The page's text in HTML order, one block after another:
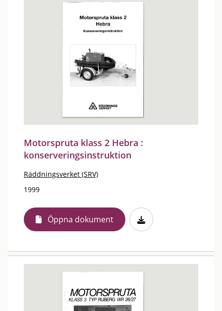
Motorspruta klass 2 Hebra :
konserveringsinstruktion
Räddningsverket (SRV)
1999
Öppna dokument